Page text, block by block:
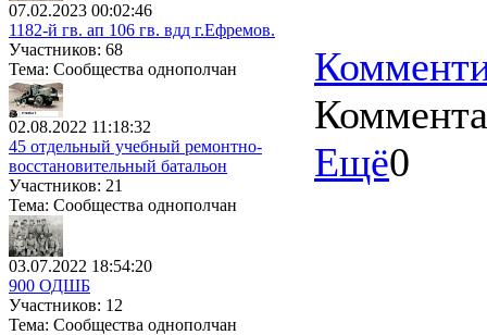
07.02.2023 00:02:46
1182-й гв. ап 106 гв. вдд г.Ефремов.
Участников: 68
Тема: Сообщества однополчан
02.08.2022 11:18:32
45 отдельный учебный ремонтно-
восстановительный батальон
Участников: 21
Тема: Сообщества однополчан
03.07.2022 18:54:20
900 ОДШБ
Участников: 12
Тема: Сообщества однополчан
Ещё0